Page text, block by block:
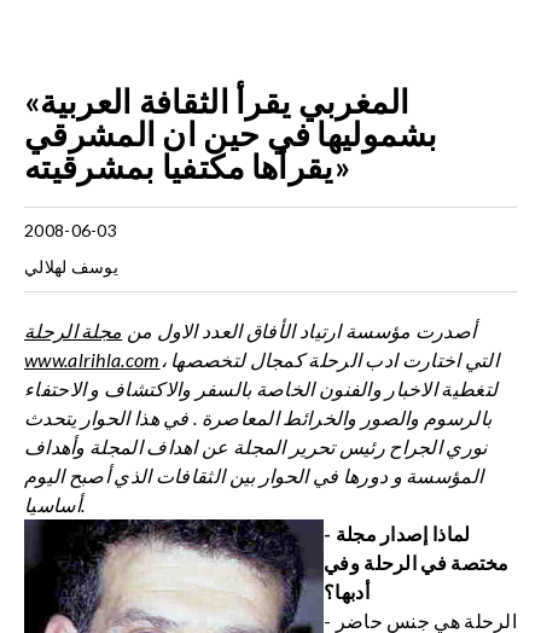
«المغربي يقرأ الثقافة العربية
بشموليها في حين ان المشرقي
يقرأها مكتفيا بمشرقيته»
2008-06-03
يوسف لهلالي
أصدرت مؤسسة ارتياد الأفاق العدد الاول من مجلة الرحلة
www.alrihla.com ، التي اختارت ادب الرحلة كمجال لتخصصها
لتغطية الاخبار والفنون الخاصة بالسفر والاكتشاف و الاحتفاء
بالرسوم والصور والخرائط المعاصرة . في هذا الحوار يتحدث
نوري الجراح رئيس تحرير المجلة عن اهداف المجلة وأهداف
المؤسسة و دورها في الحوار بين الثقافات الذي أصبح اليوم
أساسيا.
- لماذا إصدار مجلة
مختصة في الرحلة وفي
أدبها؟
- الرحلة هي جنس حاضر